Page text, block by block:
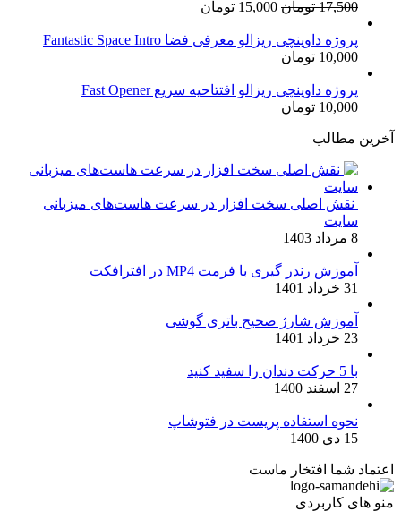
17,500 تومان قیمت
17,500 تومان
15,000 تومان
15,000 تومان.
پروژه داوینچی ریزالو معرفی فضا Fantastic Space Intro
10,000 تومان
پروژه داوینچی ریزالو افتتاحیه سریع Fast Opener
10,000 تومان
آخرین مطالب
نقش اصلی سخت افزار در سرعت هاست‌های میزبانی
سایت
8 مرداد 1403
آموزش رندر گیری با فرمت MP4 در افترافکت
31 خرداد 1401
آموزش شارژ صحیح باتری گوشی
23 خرداد 1401
با 5 حرکت دندان را سفید کنید
27 اسفند 1400
نحوه استفاده پریست در فتوشاپ
15 دی 1400
اعتماد شما افتخار ماست
منو های کاربردی